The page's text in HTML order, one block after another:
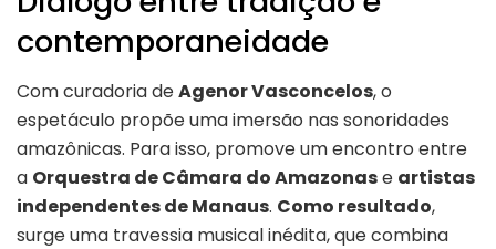
contemporaneidade
Com curadoria deAgenor Vasconcelos, o
espetáculo propõe uma imersão nas sonoridades
amazônicas. Para isso, promove um encontro entre
a Orquestra de Câmara do Amazonase artistas
independentes de Manaus. Como resultado,
surge uma travessia musical inédita, que combina